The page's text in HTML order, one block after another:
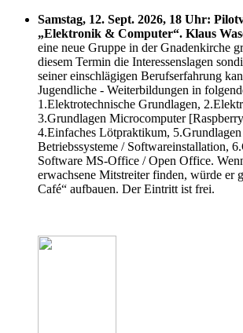
Samstag, 12. Sept. 2026, 18 Uhr:
„Elektronik & Computer“. Klaus
eine neue Gruppe in der Gnadenkirche
diesem Termin die Interessenslagen
seiner einschlägigen Berufserfahrung
Jugendliche - Weiterbildungen in
1.Elektrotechnische Grundlagen,
3.Grundlagen Microcomputer
4.Einfaches Lötpraktikum,
Betriebssysteme / Softwareinstallation,
Software MS-Office / Open Office.
erwachsene Mitstreiter finden, würde er
Café“ aufbauen. Der Eintritt ist frei.